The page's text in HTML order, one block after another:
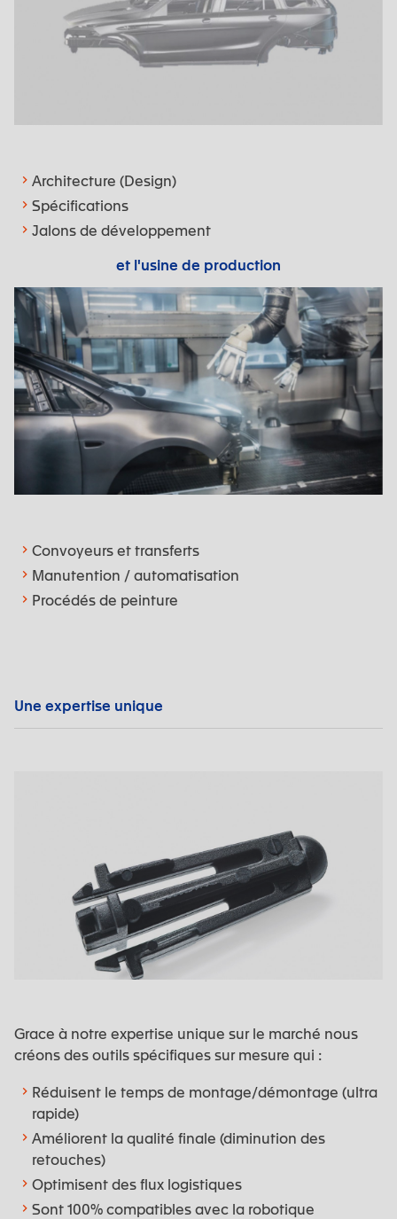
Architecture (Design)
Spécifications
Jalons de développement
et l'usine de production
Convoyeurs et transferts
Manutention / automatisation
Procédés de peinture
Une expertise unique
Grace à notre expertise unique sur le marché nous
créons des outils spécifiques sur mesure qui :
Réduisent le temps de montage/démontage (ultra
rapide)
Améliorent la qualité finale (diminution des
retouches)
Optimisent des flux logistiques
Sont 100% compatibles avec la robotique